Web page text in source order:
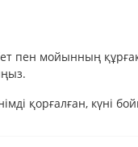
пен мойынның
қорғалған, күні